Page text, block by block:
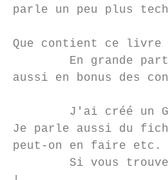
parle un peu plus
Que contient ce livre
En grande
aussi en bonus des
J'ai créé un
Je parle aussi du
peut-on en faire etc.
Si vous